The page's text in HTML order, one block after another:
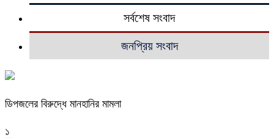
সর্বশেষ সংবাদ
জনপ্রিয় সংবাদ
ডিপজলের বিরুদ্ধে মানহানির মামলা
১